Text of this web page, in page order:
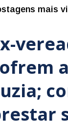
mais